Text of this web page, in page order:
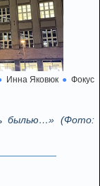
Инна Яковюк Фокус
былью…» (Фото: